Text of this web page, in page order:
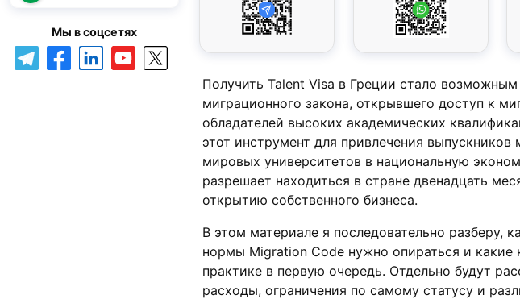
Мы в соцсетях
Получить Talent Visa в Греции стало
миграционного закона, открывшего доступ к
обладателей высоких академических
этот инструмент для привлечения
мировых университетов в национальную
разрешает находиться в стране двенадцать
открытию собственного бизнеса.
В этом материале я последовательно разберу,
нормы Migration Code нужно опираться и какие
практике в первую очередь. Отдельно будут
расходы, ограничения по самому статусу и